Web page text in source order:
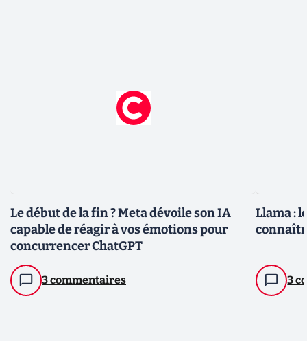
Le début de la fin ? Meta dévoile son IA
capable de réagir à vos émotions pour
concurrencer ChatGPT
3 commentaires
Llama :
3